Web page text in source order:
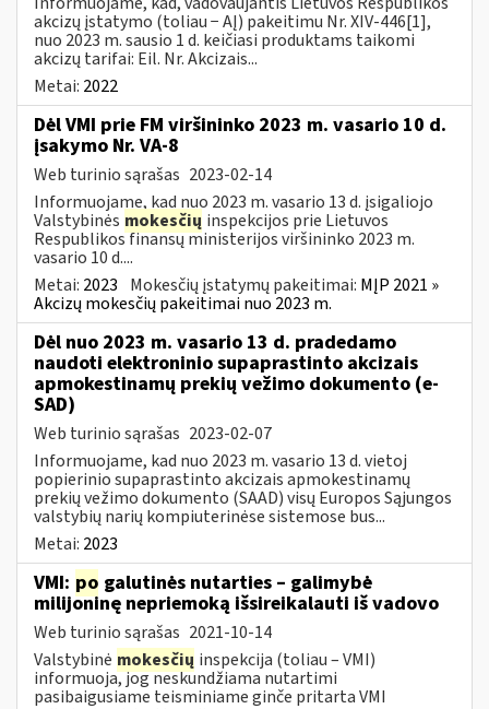
akcizų įstatymo (toliau − AĮ) pakeitimu Nr. XIV-446[1],
nuo 2023 m. sausio 1 d. keičiasi produktams taikomi
akcizų tarifai: Eil. Nr. Akcizais...
Metai: 2022
Dėl VMI prie FM viršininko 2023 m. vasario 10 d.
įsakymo Nr. VA-8
Web turinio sąrašas 2023-02-14
Informuojame, kad nuo 2023 m. vasario 13 d. įsigaliojo
Valstybinės mokesčių inspekcijos prie Lietuvos
Respublikos finansų ministerijos viršininko 2023 m.
vasario 10 d....
Metai: 2023 Mokesčių įstatymų pakeitimai: MĮP 2021 »
Akcizų mokesčių pakeitimai nuo 2023 m.
Dėl nuo 2023 m. vasario 13 d. pradedamo
naudoti elektroninio supaprastinto akcizais
apmokestinamų prekių vežimo dokumento (e-
SAD)
Web turinio sąrašas 2023-02-07
Informuojame, kad nuo 2023 m. vasario 13 d. vietoj
popierinio supaprastinto akcizais apmokestinamų
prekių vežimo dokumento (SAAD) visų Europos Sąjungos
valstybių narių kompiuterinėse sistemose bus...
Metai: 2023
VMI: po galutinės nutarties – galimybė
milijoninę nepriemoką išsireikalauti iš vadovo
Web turinio sąrašas 2021-10-14
Valstybinė mokesčių inspekcija (toliau – VMI)
informuoja, jog neskundžiama nutartimi
pasibaigusiame teisminiame ginče pritarta VMI